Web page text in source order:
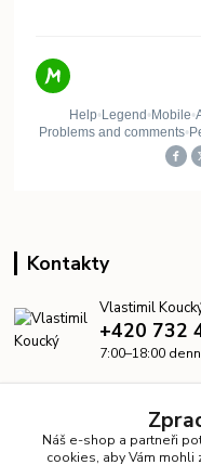
Kontakty
Vlastimil
+420 732
7:00–18:00
Náš e-shop a partneři
cookies, aby Vám mohli